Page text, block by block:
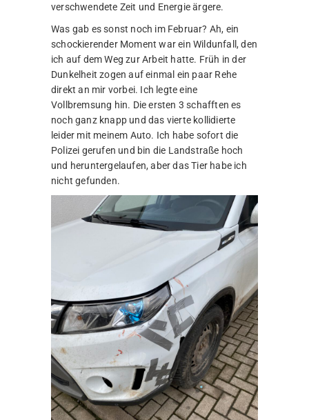
verschwendete Zeit und Energie ärgere.
Was gab es sonst noch im Februar? Ah, ein
schockierender Moment war ein Wildunfall, den
ich auf dem Weg zur Arbeit hatte. Früh in der
Dunkelheit zogen auf einmal ein paar Rehe
direkt an mir vorbei. Ich legte eine
Vollbremsung hin. Die ersten 3 schafften es
noch ganz knapp und das vierte kollidierte
leider mit meinem Auto. Ich habe sofort die
Polizei gerufen und bin die Landstraße hoch
und heruntergelaufen, aber das Tier habe ich
nicht gefunden.